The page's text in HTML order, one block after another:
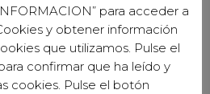
GARCÍA CANO S.L.
Arnold J. Toynbee S/N
y 4 - Córdoba (España)
para acceder a
y obtener información
que utilizamos. Pulse el
confirmar que ha leído y
cookies. Pulse el botón